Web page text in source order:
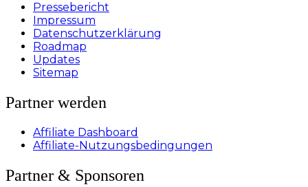
Pressebericht
Impressum
Datenschutzerklärung
Roadmap
Updates
Sitemap
Partner werden
Affiliate Dashboard
Affiliate-Nutzungsbedingungen
Partner & Sponsoren